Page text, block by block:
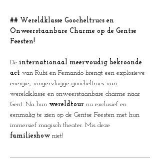
## Wereldklasse Goocheltrucs en
Onweerstaanbare Charme op de Gentse
Feesten!
De internationaal meervoudig bekroonde
act van Rubi en Fernando brengt een explosieve
energie, vingervlugge goocheltrucs van
wereldklasse en onweerstaanbare charme naar
Gent. Na hun wereldtour nu exclusief en
eenmalig te zien op de Gentse Feesten met hun
immersief magisch theater. Mis deze
familieshow niet!
----------------------------------------------------------------------